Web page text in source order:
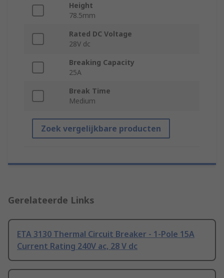
Height
78.5mm
Rated DC Voltage
28V dc
Breaking Capacity
25A
Break Time
Medium
Zoek vergelijkbare producten
Gerelateerde Links
ETA 3130 Thermal Circuit Breaker - 1-Pole 15A
Current Rating 240V ac, 28 V dc